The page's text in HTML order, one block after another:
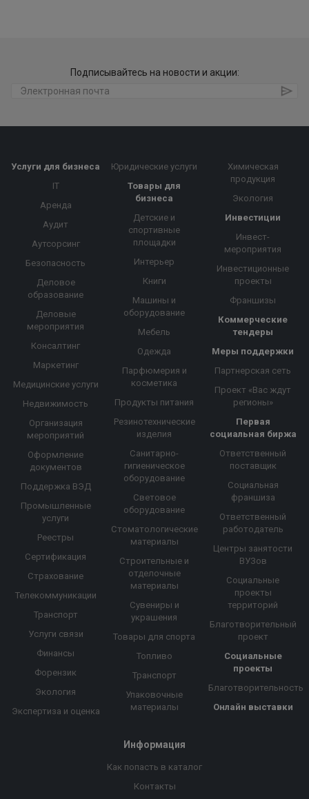
Подписывайтесь на новости и акции:
Услуги для бизнеса
IT
Аренда
Аудит
Аутсорсинг
Безопасность
Деловое
образование
Деловые
мероприятия
Консалтинг
Маркетинг
Медицинские услуги
Недвижимость
Организация
мероприятий
Оформление
документов
Поддержка ВЭД
Промышленные
услуги
Реестры
Сертификация
Страхование
Телекоммуникации
Транспорт
Услуги связи
Финансы
Форензик
Экология
Экспертиза и оценка
Юридические услуги
Товары для
бизнеса
Детские и
спортивные
площадки
Интерьер
Книги
Машины и
оборудование
Мебель
Одежда
Парфюмерия и
косметика
Продукты питания
Резинотехнические
изделия
Санитарно-
гигиеническое
оборудование
Световое
оборудование
Стоматологические
материалы
Строительные и
отделочные
материалы
Сувениры и
украшения
Товары для спорта
Топливо
Транспорт
Упаковочные
материалы
Химическая
продукция
Экология
Инвестиции
Инвест-
мероприятия
Инвестиционные
проекты
Франшизы
Коммерческие
тендеры
Меры поддержки
Партнерская сеть
Проект «Вас ждут
регионы»
Первая
социальная биржа
Ответственный
поставщик
Социальная
франшиза
Ответственный
работодатель
Центры занятости
ВУЗов
Социальные
проекты
территорий
Благотворительный
проект
Социальные
проекты
Благотворительность
Онлайн выставки
Информация
Как попасть в каталог
Контакты